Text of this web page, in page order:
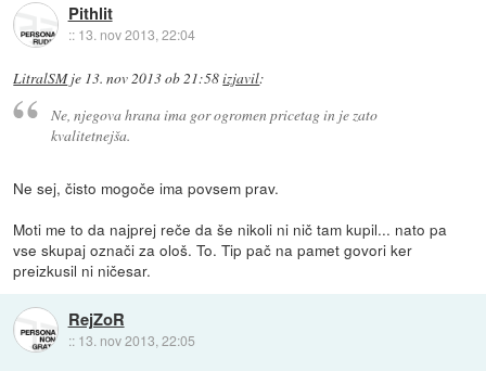
Pithlit
:: 13. nov 2013, 22:04
LitralSMje 13. nov 2013 ob 21:58izjavil:
Ne, njegova hrana ima gor ogromen pricetag in je zato
kvalitetnejša.
Ne sej, čisto mogoče ima povsem prav.
Moti me to da najprej reče da še nikoli ni nič tam kupil... nato pa
vse skupaj označi za ološ. To. Tip pač na pamet govori ker
preizkusil ni ničesar.
RejZoR
:: 13. nov 2013, 22:05